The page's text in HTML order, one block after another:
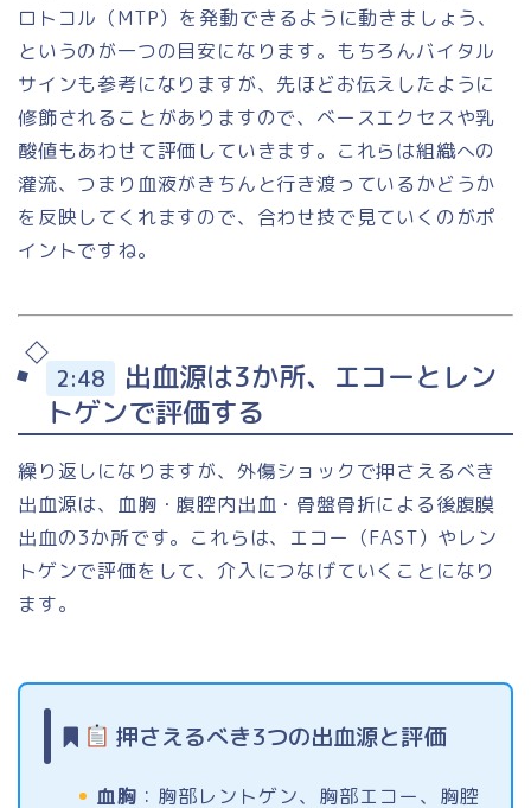
ロトコル（MTP）を発動できるように動きましょう、
というのが一つの目安になります。もちろんバイタル
サインも参考になりますが、先ほどお伝えしたように
修飾されることがありますので、ベースエクセスや乳
酸値もあわせて評価していきます。これらは組織への
灌流、つまり血液がきちんと行き渡っているかどうか
を反映してくれますので、合わせ技で見ていくのがポ
イントですね。
2:48
出血源は3か所、エコーとレン
トゲンで評価する
繰り返しになりますが、外傷ショックで押さえるべき
出血源は、血胸・腹腔内出血・骨盤骨折による後腹膜
出血の3か所です。これらは、エコー（FAST）やレン
トゲンで評価をして、介入につなげていくことになり
ます。
押さえるべき3つの出血源と評価
血胸 ：胸部レントゲン、胸部エコー、胸腔